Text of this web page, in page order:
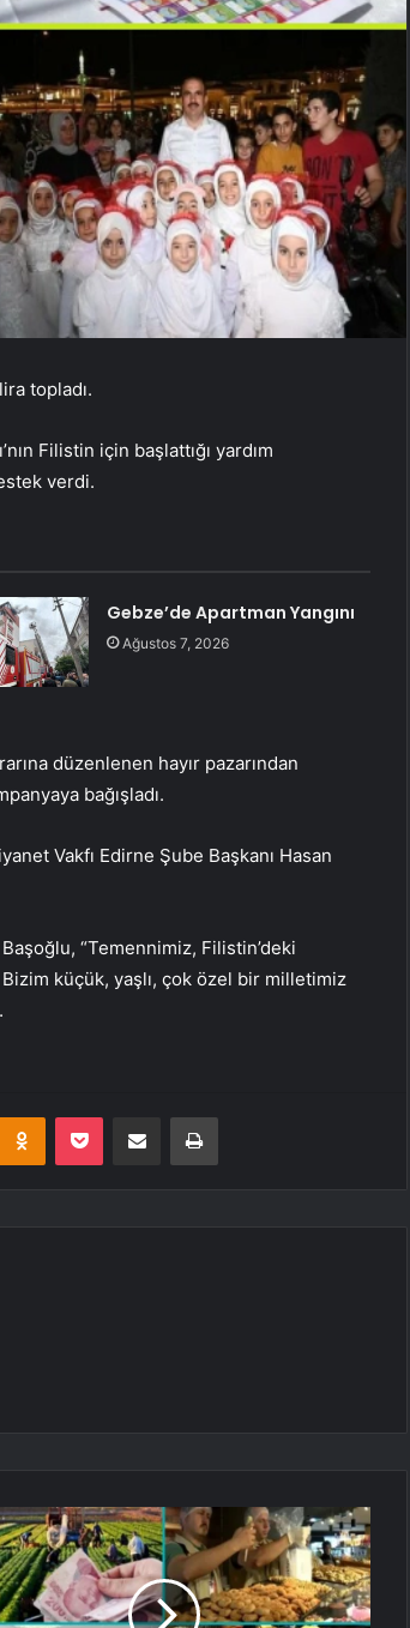
topladı.
Filistin için başlattığı yardım
verdi.
Gebze’de Apartman Yangını
Ağustos 7, 2026
düzenlenen hayır pazarından
bağışladı.
Vakfı Edirne Şube Başkanı Hasan
“Temennimiz, Filistin’deki
küçük, yaşlı, çok özel bir milletimiz
Odnoklassniki
Pocket E-Posta ile paylaş Yazdır